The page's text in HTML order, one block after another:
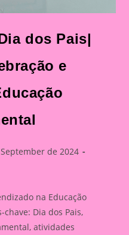
dos Pais|
e
de 2024
na Educação
Dia dos Pais,
atividades